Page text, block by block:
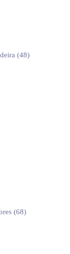
4848
6868